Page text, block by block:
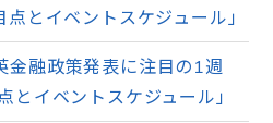
とイベントスケジュール」
金融政策発表に注目の1週
イベントスケジュール」